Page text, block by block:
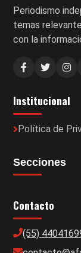
Periodismo
temas
con la
Institucional
Política de
Secciones
Contacto
(55)